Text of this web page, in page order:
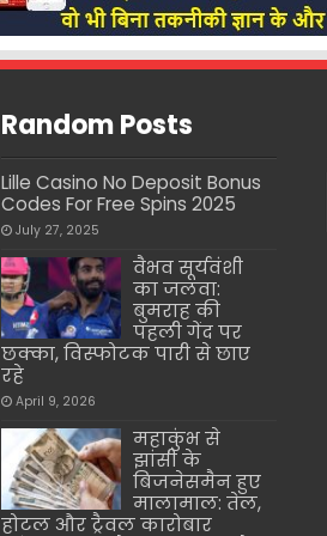
Random Posts
Lille Casino No Deposit Bonus
Codes For Free Spins 2025
July 27, 2025
वैभव सूर्यवंशी
का जलवा:
बुमराह की
पहली गेंद पर
छक्का, विस्फोटक पारी से छाए
रहे
April 9, 2026
महाकुंभ से
झांसी के
बिजनेसमैन हुए
मालामाल: तेल,
होटल और ट्रैवल कारोबार